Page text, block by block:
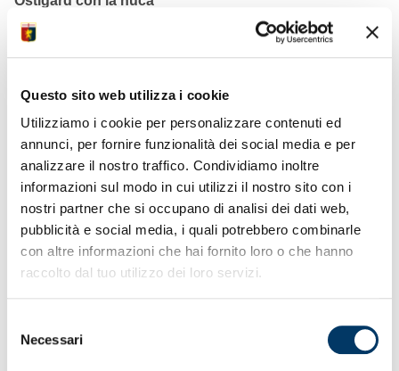
Questo sito web utilizza i cookie
Utilizziamo i cookie per personalizzare contenuti ed
annunci, per fornire funzionalità dei social media e per
analizzare il nostro traffico. Condividiamo inoltre
informazioni sul modo in cui utilizzi il nostro sito con i
nostri partner che si occupano di analisi dei dati web,
pubblicità e social media, i quali potrebbero combinarle
con altre informazioni che hai fornito loro o che hanno
raccolto dal tuo utilizzo dei loro servizi.
delNecessari
• Quarto gol per il nazionale norvegese con la
specialità della casa
• In campo una grande fame di successo da parte di
• Omaggio al mitico Faber nel 27° anniversario della
scomparsa
• In campo nel pre dg Ricciardella con Cristiano De
Andrè e Bresh
• In tribuna a seguire la partita il ct Jan Urban della
Polonia con vice
• Match-sponsor di questo incontro CDS – La Tua
Casa della Salute